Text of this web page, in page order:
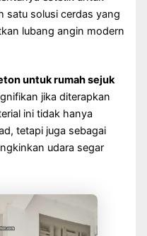
satu solusi cerdas yang
lubang angin modern
untuk rumah sejuk
jika diterapkan
ini tidak hanya
tetapi juga sebagai
udara segar